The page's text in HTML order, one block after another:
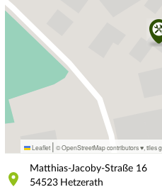
Leaflet | © OpenStreetMap contributors ♥, tiles
Matthias-Jacoby-Straße 16
54523 Hetzerath